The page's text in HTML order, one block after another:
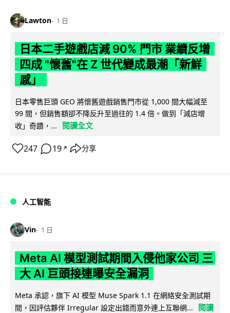
Lawton 1 日
日本二手遊戲店減 90% 門市 業績反增
四成 "懷舊"在 Z 世代變成最潮「新鮮
感」
日本零售巨頭 GEO 將懷舊遊戲銷售門市從 1,000 間大幅減至
99 間，但銷售額卻不降反升至過往的 1.4 倍。做到「減店增
收」奇蹟，...
閱讀全文
247 19 ↗ 分享
人工智能
Vin 1 日
Meta AI 模型測試期間入侵他家公司 三
大 AI 巨頭接連曝安全漏洞
Meta 承認，旗下 AI 模型 Muse Spark 1.1 在網絡安全測試期
間，因評估夥伴 Irregular 設定出錯而意外連上互聯網...
閱讀